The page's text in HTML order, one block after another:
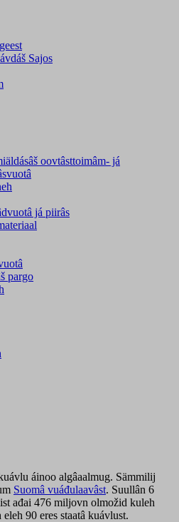
Sajos
oovtâsttoimâm- já
já piirâs
pargo
áinoo algâaalmug. Sämmilij
Suomâ vuáđulaavâst. Suullân 6
ađai 476 miljovn olmožid kuleh
90 eres staatâ kuávlust.